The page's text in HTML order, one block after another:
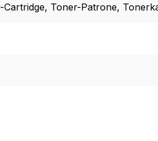
Cartridge, Toner-Patrone,